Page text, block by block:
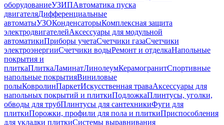
оборудованиеУЗИПАвтоматика пуска
двигателяДифференциальные
автоматыУЗОКонденсаторыКомплексная защита
электродвигателейАксессуары для модульной
автоматикиПриборы учетаСчетчики газаСчетчики
электроэнергииСчетчики водыРемонт и отделкаНапольные
покрытия и
плиткаПлиткаЛаминатЛинолеумКерамогранитСпортивные
напольные покрытияВиниловые
полыКовролинПаркетИскусственная траваАксессуары для
напольных покрытий и плиткиПодложкаПлинтусы, уголки,
обводы для трубПлинтусы для сантехникиФуги для
плиткиПорожки, профили для пола и плиткиПриспособления
для укладки плиткиСистемы выравнивания